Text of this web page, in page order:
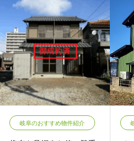
岐阜のおすすめ物件紹介